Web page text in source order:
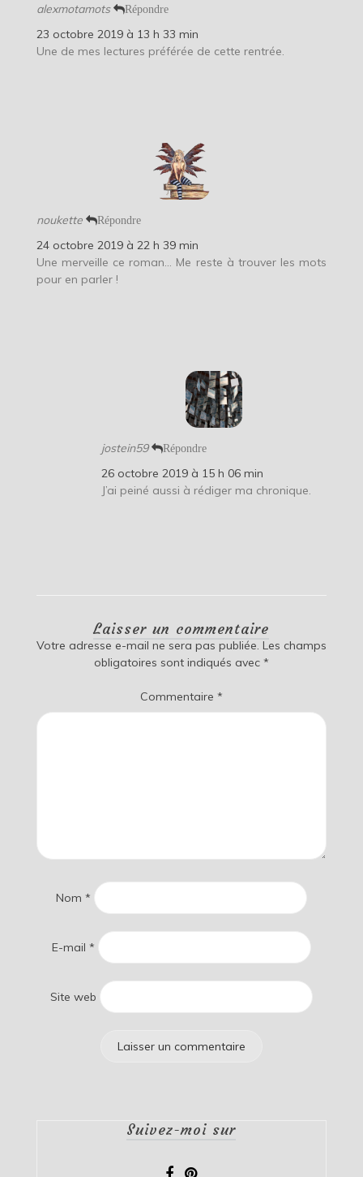
alexmotamots Répondre
23 octobre 2019 à 13 h 33 min
Une de mes lectures préférée de cette rentrée.
noukette Répondre
24 octobre 2019 à 22 h 39 min
Une merveille ce roman… Me reste à trouver les mots
pour en parler !
jostein59 Répondre
26 octobre 2019 à 15 h 06 min
J’ai peiné aussi à rédiger ma chronique.
Laisser un commentaire
Votre adresse e-mail ne sera pas publiée. Les champs
obligatoires sont indiqués avec *
Commentaire *
Nom *
E-mail *
Site web
Suivez-moi sur